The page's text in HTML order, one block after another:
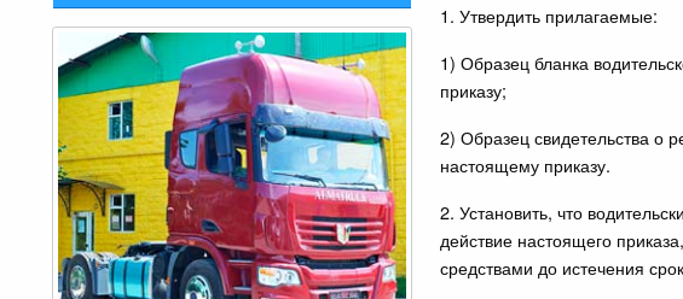
1. Утвердить прилагаемые:
1) Образец бланка
приказу;
2) Образец свидетельства о
настоящему приказу.
2. Установить, что
действие настоящего
средствами до истечения